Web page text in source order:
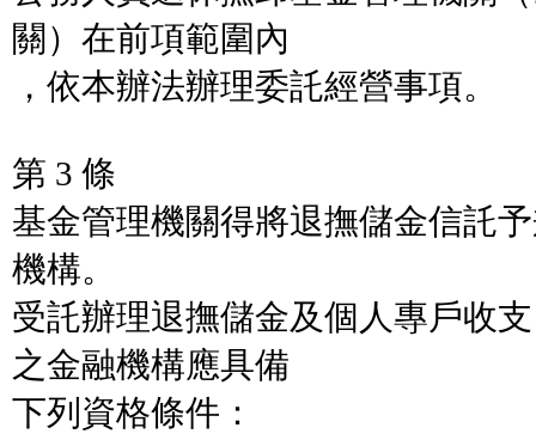
關）在前項範圍內
，依本辦法辦理委託經營事項。
第 3 條
基金管理機關得將退撫儲金信託
機構。
受託辦理退撫儲金及個人專戶收
之金融機構應具備
下列資格條件：